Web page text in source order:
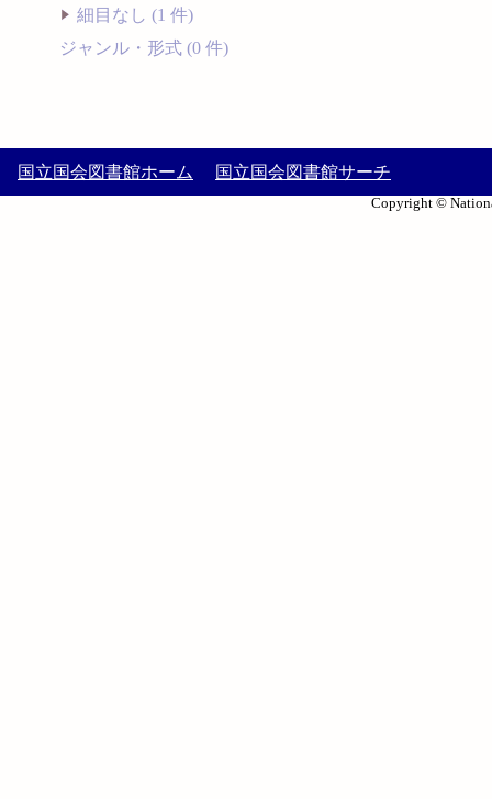
細目なし (1 件)
ジャンル・形式 (0 件)
国立国会図書館ホーム 国立国会図書館サーチ
Copyright ©